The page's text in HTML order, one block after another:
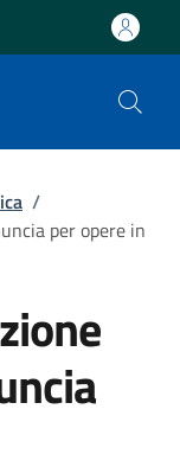
/
per opere in